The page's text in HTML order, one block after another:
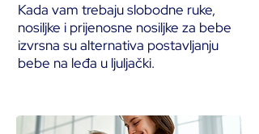
Kada vam trebaju slobodne ruke,
nosiljke i prijenosne nosiljke za bebe
izvrsna su alternativa postavljanju
bebe na leđa u ljuljački.